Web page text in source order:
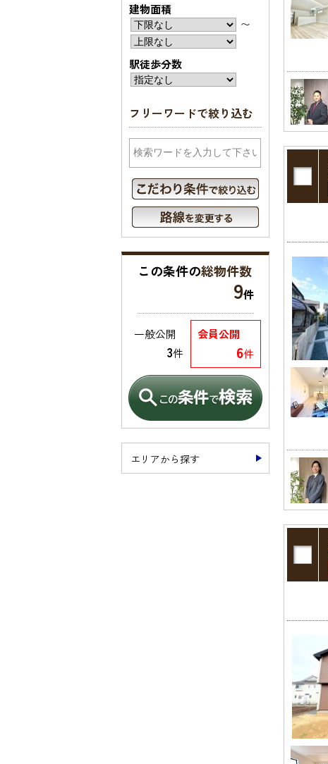
建物面積
〜
駅徒歩分数
フリーワードで絞り込む
この条件の総物件数
9件
会員公開
6件
一般公開
3件
エリアから探す